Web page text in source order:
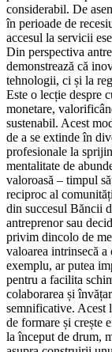
considerabil. De
în perioade de
accesul la servicii
Din perspectiva
demonstrează că
tehnologii, ci și la
Este o lecție despre
monetare,
sustenabil. Acest
de a se extinde în
profesionale la
mentalitate de
valoroasă – timpul
reciproc al
din succesul Băncii
antreprenor sau
privim dincolo de
valoarea intrinsecă
exemplu, ar putea
pentru a facilita
colaborarea și
semnificative. Acest
de formare și crește
la început de drum,